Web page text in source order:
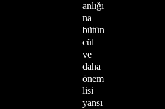
anlığı
na
bütün
cül
ve
daha
önem
lisi
yansı